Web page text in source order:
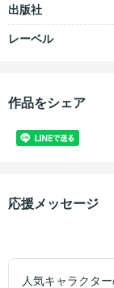
出版社
レーベル
作品をシェア
応援メッセージ
人気キャラクタ